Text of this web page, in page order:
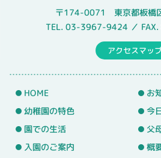
〒174-0071 東京都板橋
TEL. 03-3967-9424 ／
アクセスマッ
HOME
幼稚園の特色
園での生活
入園のご案内
お
今
父
概